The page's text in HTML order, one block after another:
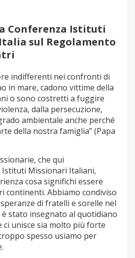
Conferenza Istituti
sul Regolamento
indifferenti nei confronti di
in mare, cadono vittime della
o sono costretti a fuggire
dalla persecuzione,
ambientale anche perché
della nostra famiglia” (Papa
che qui
Missionari Italiani,
cosa significhi essere
continenti. Abbiamo condiviso
di fratelli e sorelle nel
è stato insegnato al quotidiano
ci unisce sia molto più forte
spesso usiamo per